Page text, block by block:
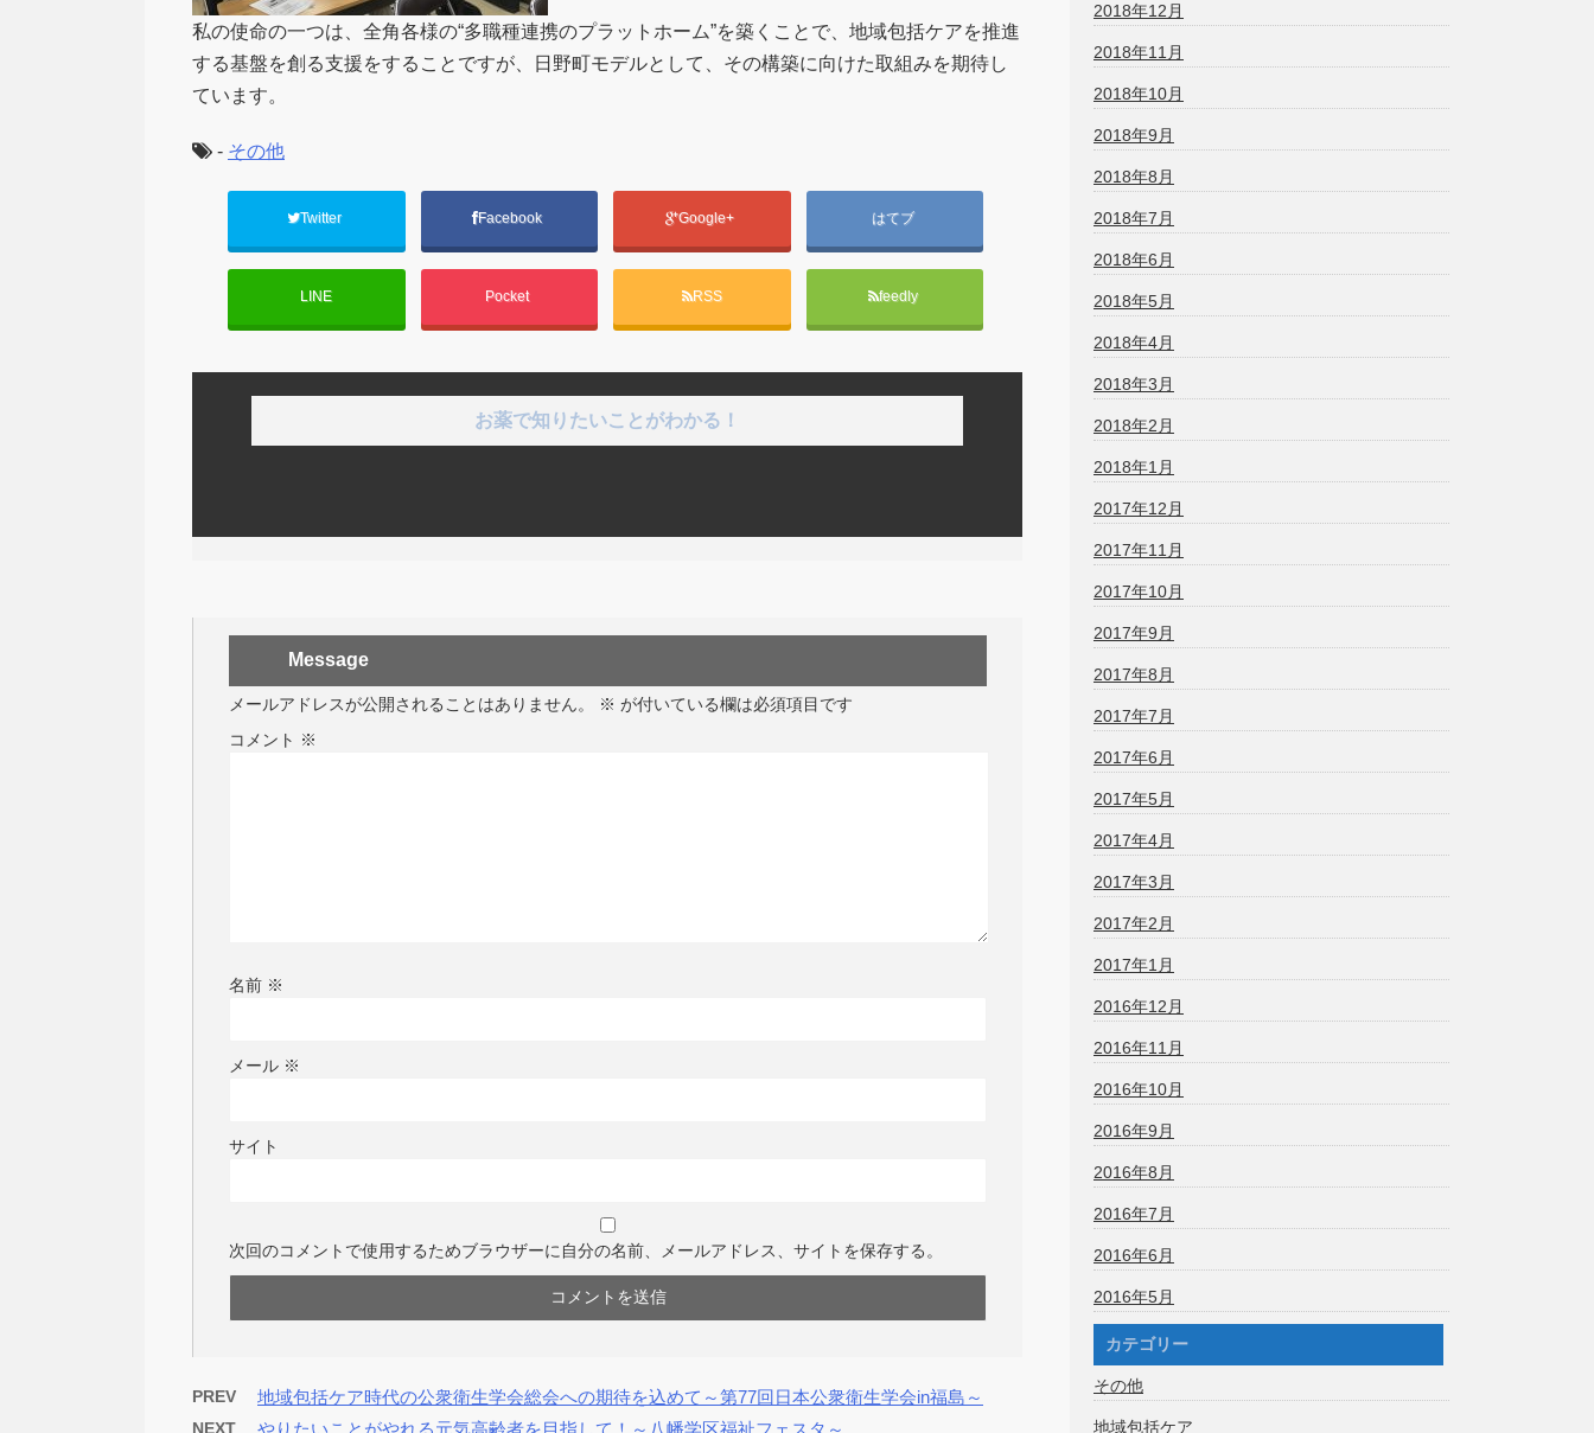
私の使命の一つは、全角各様の“多職種連携のプラットホーム”を築くことで、地域包括ケアを推進
する基盤を創る支援をすることですが、日野町モデルとして、その構築に向けた取組みを期待し
ています。
- その他
Twitter Facebook Google+ はてブ
LINE Pocket RSS feedly
お薬で知りたいことがわかる！
Message
メールアドレスが公開されることはありません。 ※ が付いている欄は必須項目です
コメント ※
名前 ※
メール ※
サイト
次回のコメントで使用するためブラウザーに自分の名前、メールアドレス、サイトを保存する。
PREV 地域包括ケア時代の公衆衛生学会総会への期待を込めて～第77回日本公衆衛生学会in福島～
NEXT やりたいことがやれる元気高齢者を目指して！～八幡学区福祉フェスタ～
2018年12月
2018年11月
2018年10月
2018年9月
2018年8月
2018年7月
2018年6月
2018年5月
2018年4月
2018年3月
2018年2月
2018年1月
2017年12月
2017年11月
2017年10月
2017年9月
2017年8月
2017年7月
2017年6月
2017年5月
2017年4月
2017年3月
2017年2月
2017年1月
2016年12月
2016年11月
2016年10月
2016年9月
2016年8月
2016年7月
2016年6月
2016年5月
カテゴリー
その他
地域包括ケア